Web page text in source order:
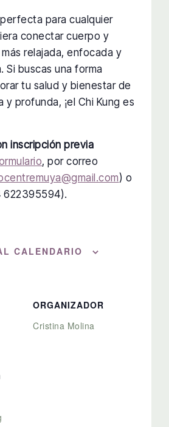
para cualquier
conectar cuerpo y
relajada, enfocada y
Si buscas una forma
tu salud y bienestar de
y profunda, ¡el Chi Kung es
inscripción previa
, por correo
) o
622395594).
CALENDARIO
ORGANIZADOR
Cristina Molina